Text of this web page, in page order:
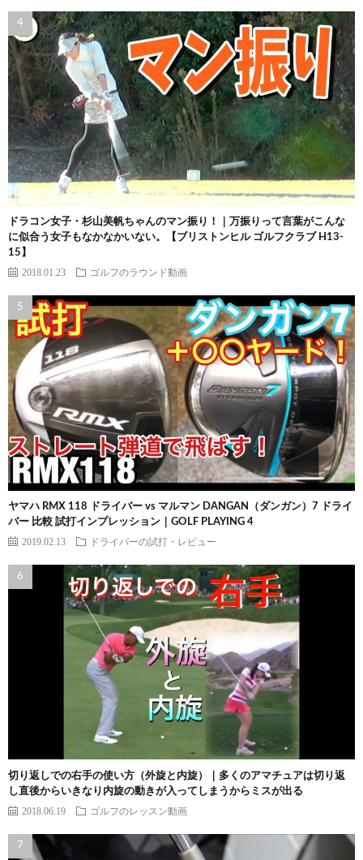
ドラコン女子・杉山美帆ちゃんのマン振り！｜万振りって言葉がこんな
に似合う女子もなかなかいない。【ブリストンヒル ゴルフクラブ H13-
15】
2018.01.23 ゴルフのラウンド動画
ヤマハ RMX 118 ドライバー vs マルマン DANGAN（ダンガン）7 ドライ
バー 比較 試打インプレッション｜GOLF PLAYING 4
2019.02.13 ドライバーの試打・レビュー
切り返しでの右手の使い方（外旋と内旋）｜多くのアマチュアは切り返
し直後からいきなり内旋の動きが入ってしまうからミスが出る
2018.06.19 ゴルフのレッスン動画